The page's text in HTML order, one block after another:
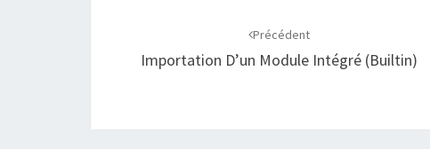
Précédent
Importation D’un Module Intégré (builtin)